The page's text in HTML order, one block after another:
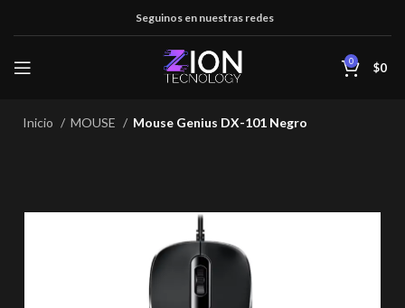
Seguinos en nuestras redes
0 $0
Inicio MOUSE Mouse Genius DX-101 Negro